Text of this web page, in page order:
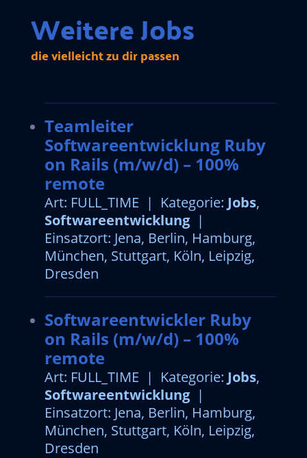
Weitere Jobs
die vielleicht zu dir passen
Teamleiter
Softwareentwicklung Ruby
on Rails (m/w/d) – 100%
remote
Art: FULL_TIME | Kategorie: Jobs,
Softwareentwicklung|
Einsatzort: Jena, Berlin, Hamburg,
München, Stuttgart, Köln, Leipzig,
Dresden
Softwareentwickler Ruby
on Rails (m/w/d) – 100%
remote
Art: FULL_TIME | Kategorie: Jobs,
Softwareentwicklung|
Einsatzort: Jena, Berlin, Hamburg,
München, Stuttgart, Köln, Leipzig,
Dresden